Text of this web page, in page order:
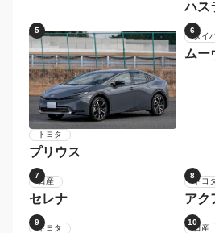
ホンダ
Ｎ−ＢＯＸ
5
トヨタ
ダイ
ムー